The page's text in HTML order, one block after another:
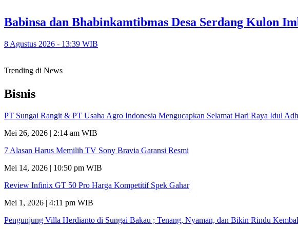
Babinsa dan Bhabinkamtibmas Desa Serdang Kulon
8 Agustus 2026 - 13:39 WIB
Trending di News
Bisnis
PT Sungai Rangit & PT Usaha Agro Indonesia Mengucapkan Selamat Hari Raya Idul
Mei 26, 2026 | 2:14 am WIB
7 Alasan Harus Memilih TV Sony Bravia Garansi Resmi
Mei 14, 2026 | 10:50 pm WIB
Review Infinix GT 50 Pro Harga Kompetitif Spek Gahar
Mei 1, 2026 | 4:11 pm WIB
Pengunjung Villa Herdianto di Sungai Bakau ; Tenang, Nyaman, dan Bikin Rindu